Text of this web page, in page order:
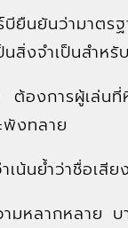
ยืนยันว่ามาตร
สิ่งจำเป็นสำห
ต้องการผู้เล่
พังทลาย
เน้นย้ำว่าชื่อเ
มหลากหลาย